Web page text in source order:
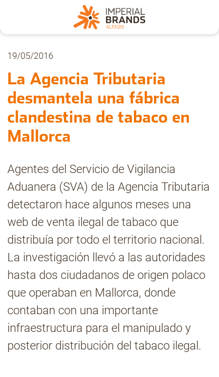
Nosotros
Secciones
Denuncia
Archivo
Estadísticas CMT
Contacto
19/05/2016
La Agencia Tributaria
desmantela una fábrica
clandestina de tabaco en
Mallorca
Agentes del Servicio de Vigilancia
Aduanera (SVA) de la Agencia Tributaria
detectaron hace algunos meses una
web de venta ilegal de tabaco que
distribuía por todo el territorio nacional.
La investigación llevó a las autoridades
hasta dos ciudadanos de origen polaco
que operaban en Mallorca, donde
contaban con una importante
infraestructura para el manipulado y
posterior distribución del tabaco ilegal.